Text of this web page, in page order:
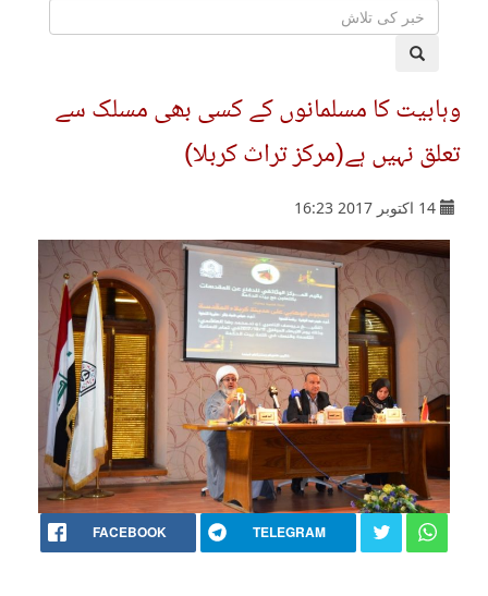
وہابیت کا مسلمانوں کے کسی بھی مسلک سے
تعلق نہیں ہے(مرکز تراث کربلا)
14 اکتوبر 2017 16:23
FACEBOOK TELEGRAM